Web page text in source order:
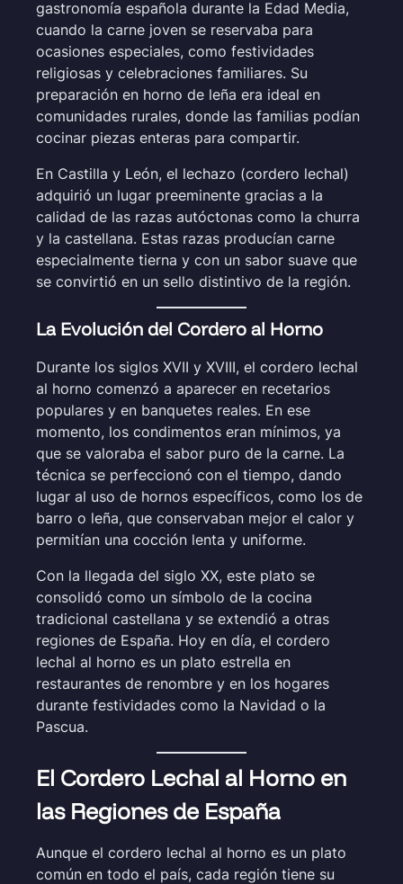
gastronomía española durante la Edad Media,
cuando la carne joven se reservaba para
ocasiones especiales, como festividades
religiosas y celebraciones familiares. Su
preparación en horno de leña era ideal en
comunidades rurales, donde las familias podían
cocinar piezas enteras para compartir.
En Castilla y León, el lechazo (cordero lechal)
adquirió un lugar preeminente gracias a la
calidad de las razas autóctonas como la churra
y la castellana. Estas razas producían carne
especialmente tierna y con un sabor suave que
se convirtió en un sello distintivo de la región.
La Evolución del Cordero al Horno
Durante los siglos XVII y XVIII, el cordero lechal
al horno comenzó a aparecer en recetarios
populares y en banquetes reales. En ese
momento, los condimentos eran mínimos, ya
que se valoraba el sabor puro de la carne. La
técnica se perfeccionó con el tiempo, dando
lugar al uso de hornos específicos, como los de
barro o leña, que conservaban mejor el calor y
permitían una cocción lenta y uniforme.
Con la llegada del siglo XX, este plato se
consolidó como un símbolo de la cocina
tradicional castellana y se extendió a otras
regiones de España. Hoy en día, el cordero
lechal al horno es un plato estrella en
restaurantes de renombre y en los hogares
durante festividades como la Navidad o la
Pascua.
El Cordero Lechal al Horno en
las Regiones de España
Aunque el cordero lechal al horno es un plato
común en todo el país, cada región tiene su